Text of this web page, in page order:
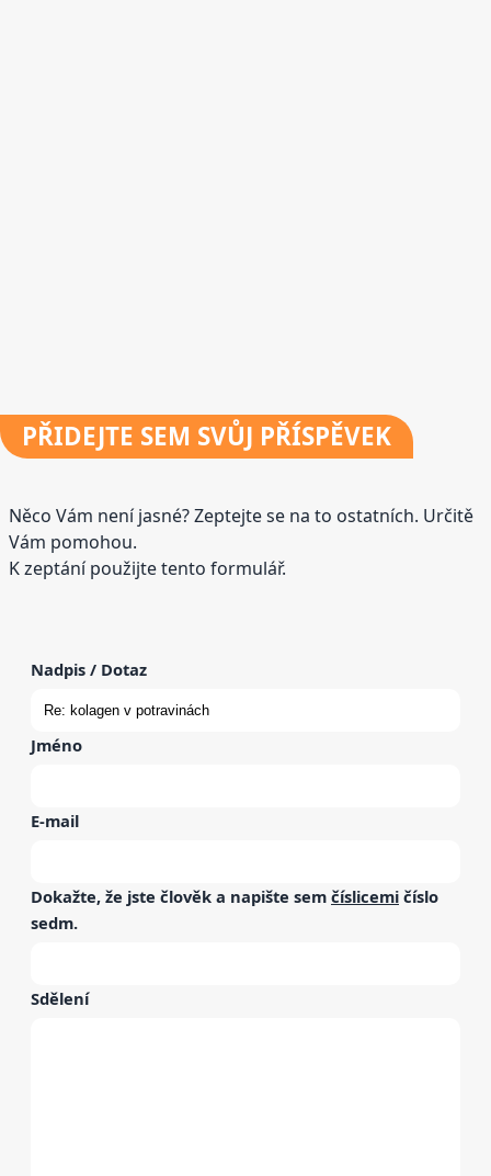
PŘIDEJTE SEM SVŮJ PŘÍSPĚVEK
Něco Vám není jasné? Zeptejte se na to ostatních. Určitě
Vám pomohou.
K zeptání použijte tento formulář.
Nadpis / Dotaz
Jméno
E-mail
Dokažte, že jste člověk a napište sem číslicemi číslo
sedm.
Sdělení